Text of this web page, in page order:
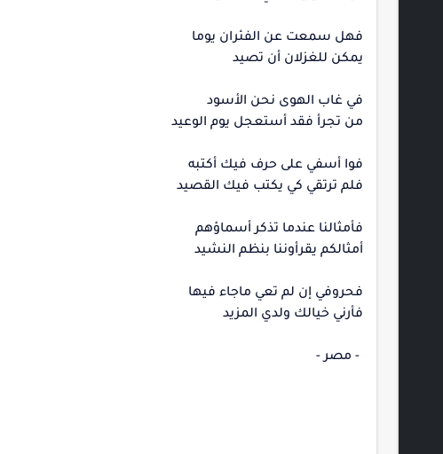
فهل سمعت عن الفئران يوما
يمكن للغزلان أن تصيد
في غاب الهوى نحن الأسود
من تجرأ فقد أستعجل يوم الوعيد
فوا أسفي على حرف فيك أكتبه
فلم ترتقي كي يكتب فيك القصيد
فأمثالنا عندما تذكر أسماؤهم
أمثالكم يقرأوننا بنظم النشيد
فحروفي إن لم تعي ماجاء فيها
فأرني خيالك ولدي المزيد
- مصر -